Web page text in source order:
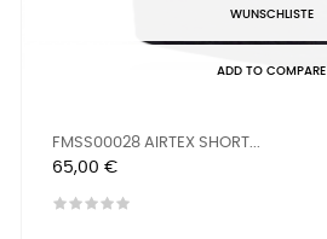
WUNSCHLISTE
ADD TO COMPARE
FMSS00028 AIRTEX SHORT...
Preis
65,00 €